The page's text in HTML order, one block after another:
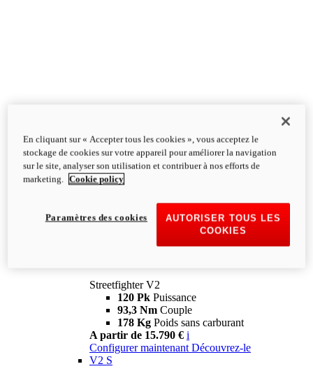
Streetfighter V2
120 Pk Puissance
93,3 Nm Couple
178 Kg Poids sans carburant
A partir de 15.790 € i
Configurer maintenant Découvrez-le
V2 S
En cliquant sur « Accepter tous les cookies », vous acceptez le
stockage de cookies sur votre appareil pour améliorer la navigation
sur le site, analyser son utilisation et contribuer à nos efforts de
marketing.
Cookie policy
AUTORISER TOUS LES
COOKIES
Paramètres des cookies